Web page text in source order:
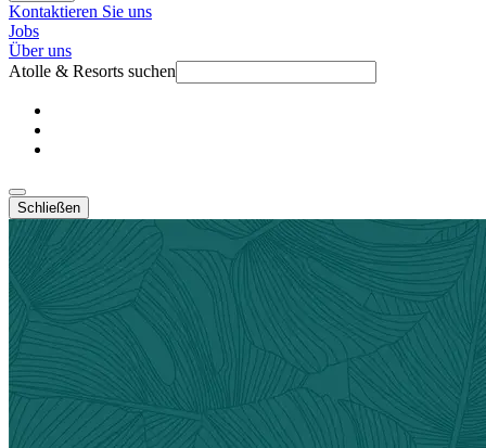
Kontaktieren Sie uns
Jobs
Über uns
Atolle & Resorts suchen
Schließen